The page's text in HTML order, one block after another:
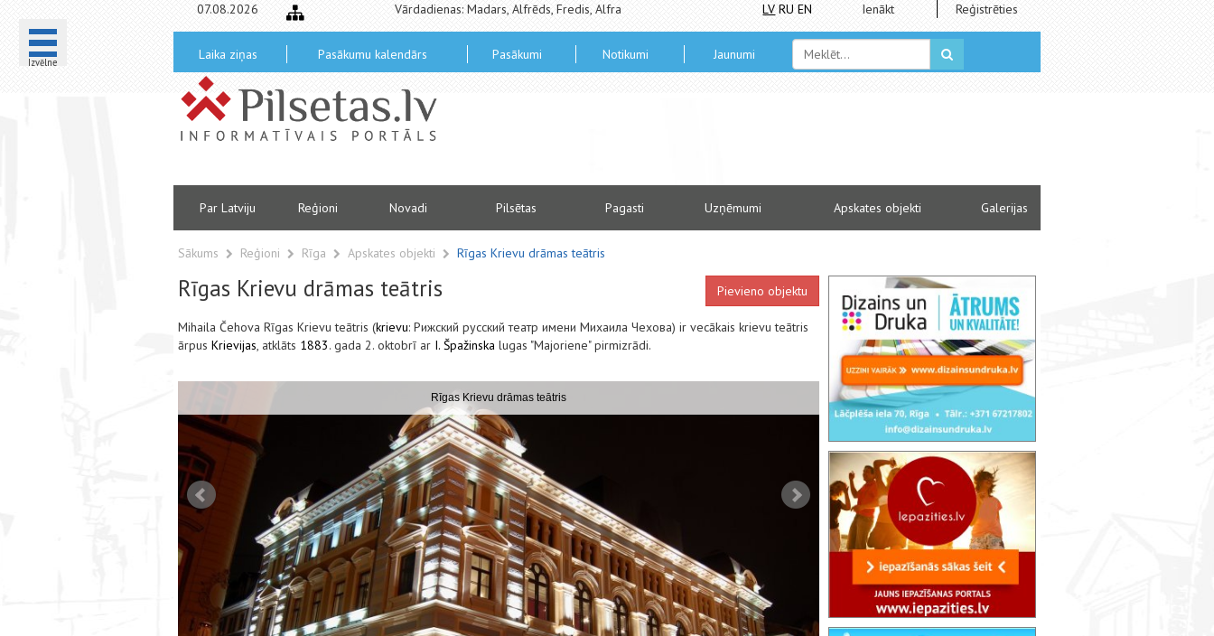
Izvēlne
07.08.2026 Vārdadienas: Madars, Alfrēds, Fredis, Alfra LV RU EN Ienākt Reģistrēties
Laika ziņas Pasākumu kalendārs Pasākumi Notikumi Jaunumi
Par Latviju Reģioni Novadi Pilsētas Pagasti Uzņēmumi Apskates objekti Galerijas
Sākums Reģioni Rīga Apskates objekti Rīgas Krievu drāmas teātris
Rīgas Krievu drāmas teātris Pievieno objektu
Mihaila Čehova Rīgas Krievu teātris (krievu: Рижский русский театр имени Михаила Чехова) ir vecākais krievu teātris
ārpus Krievijas, atklāts 1883. gada 2. oktobrī ar I. Špažinska lugas "Majoriene" pirmizrādi.
Rīgas Krievu drāmas teātris